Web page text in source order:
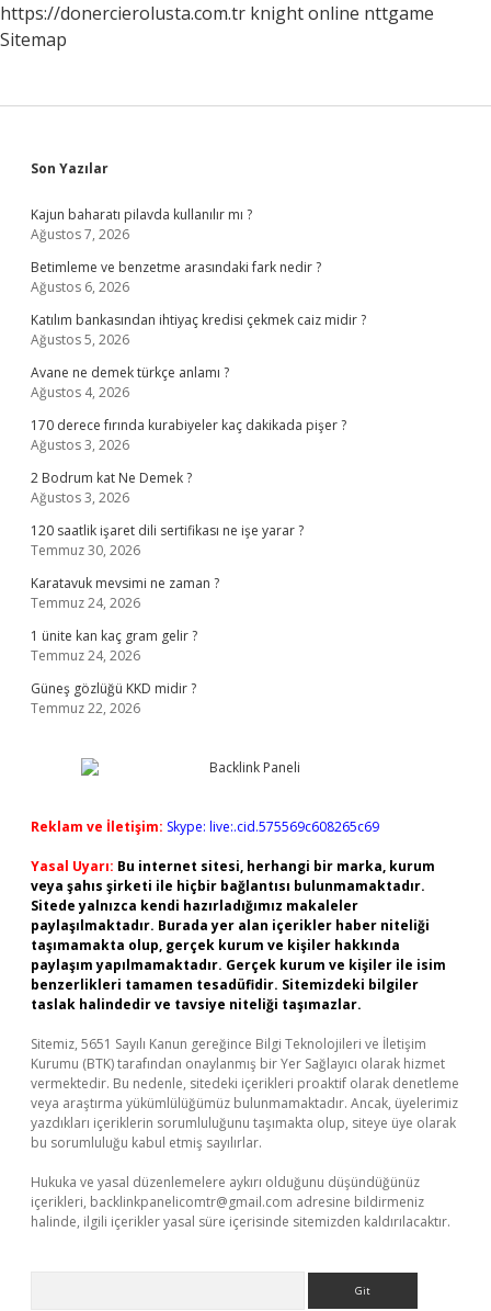
https://donercierolusta.com.tr knight online nttgame
Sitemap
Sidebar
Son Yazılar
Kajun baharatı pilavda kullanılır mı ?
Ağustos 7, 2026
Betimleme ve benzetme arasındaki fark nedir ?
Ağustos 6, 2026
Katılım bankasından ihtiyaç kredisi çekmek caiz midir ?
Ağustos 5, 2026
Avane ne demek türkçe anlamı ?
Ağustos 4, 2026
170 derece fırında kurabiyeler kaç dakikada pişer ?
Ağustos 3, 2026
2 Bodrum kat Ne Demek ?
Ağustos 3, 2026
120 saatlik işaret dili sertifikası ne işe yarar ?
Temmuz 30, 2026
Karatavuk mevsimi ne zaman ?
Temmuz 24, 2026
1 ünite kan kaç gram gelir ?
Temmuz 24, 2026
Güneş gözlüğü KKD midir ?
Temmuz 22, 2026
Reklam ve İletişim: Skype: live:.cid.575569c608265c69
Yasal Uyarı: Bu internet sitesi, herhangi bir marka, kurum
veya şahıs şirketi ile hiçbir bağlantısı bulunmamaktadır.
Sitede yalnızca kendi hazırladığımız makaleler
paylaşılmaktadır. Burada yer alan içerikler haber niteliği
taşımamakta olup, gerçek kurum ve kişiler hakkında
paylaşım yapılmamaktadır. Gerçek kurum ve kişiler ile isim
benzerlikleri tamamen tesadüfidir. Sitemizdeki bilgiler
taslak halindedir ve tavsiye niteliği taşımazlar.
Sitemiz, 5651 Sayılı Kanun gereğince Bilgi Teknolojileri ve İletişim
Kurumu (BTK) tarafından onaylanmış bir Yer Sağlayıcı olarak hizmet
vermektedir. Bu nedenle, sitedeki içerikleri proaktif olarak denetleme
veya araştırma yükümlülüğümüz bulunmamaktadır. Ancak, üyelerimiz
yazdıkları içeriklerin sorumluluğunu taşımakta olup, siteye üye olarak
bu sorumluluğu kabul etmiş sayılırlar.
Hukuka ve yasal düzenlemelere aykırı olduğunu düşündüğünüz
içerikleri, backlinkpanelicomtr@gmail.com adresine bildirmeniz
halinde, ilgili içerikler yasal süre içerisinde sitemizden kaldırılacaktır.